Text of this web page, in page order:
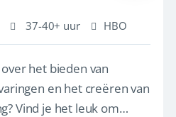
37-40+ uur HBO
het bieden van
en het creëren van
Vind je het leuk om